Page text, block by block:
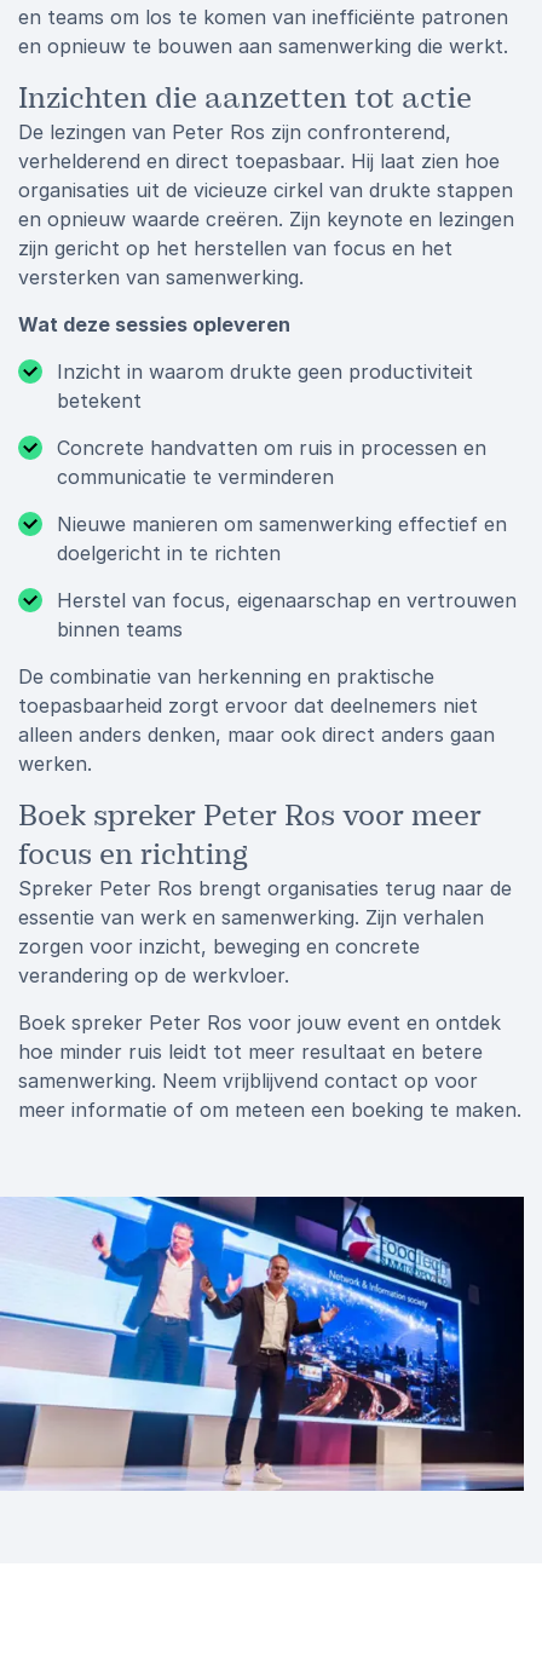
en teams om los te komen van inefficiënte patronen
en opnieuw te bouwen aan samenwerking die werkt.
Inzichten die aanzetten tot actie
De lezingen van Peter Ros zijn confronterend,
verhelderend en direct toepasbaar. Hij laat zien hoe
organisaties uit de vicieuze cirkel van drukte stappen
en opnieuw waarde creëren. Zijn keynote en lezingen
zijn gericht op het herstellen van focus en het
versterken van samenwerking.
Wat deze sessies opleveren
Inzicht in waarom drukte geen productiviteit
betekent
Concrete handvatten om ruis in processen en
communicatie te verminderen
Nieuwe manieren om samenwerking effectief en
doelgericht in te richten
Herstel van focus, eigenaarschap en vertrouwen
binnen teams
De combinatie van herkenning en praktische
toepasbaarheid zorgt ervoor dat deelnemers niet
alleen anders denken, maar ook direct anders gaan
werken.
Boek spreker Peter Ros voor meer
focus en richting
Spreker Peter Ros brengt organisaties terug naar de
essentie van werk en samenwerking. Zijn verhalen
zorgen voor inzicht, beweging en concrete
verandering op de werkvloer.
Boek spreker Peter Ros voor jouw event en ontdek
hoe minder ruis leidt tot meer resultaat en betere
samenwerking. Neem vrijblijvend contact op voor
meer informatie of om meteen een boeking te maken.